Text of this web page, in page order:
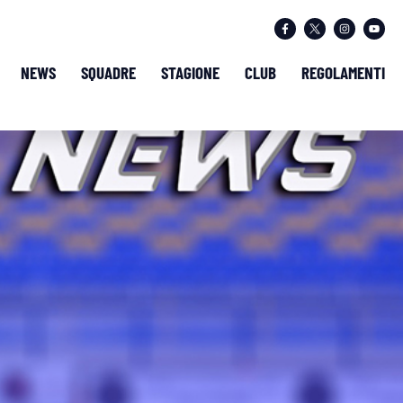
NEWS SQUADRE STAGIONE CLUB REGOLAMENTI